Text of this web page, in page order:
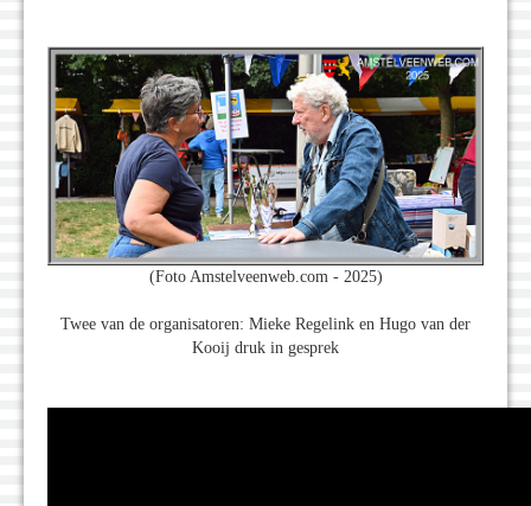
(Foto Amstelveenweb.com - 2025)
Twee van de organisatoren: Mieke Regelink en Hugo van der
Kooij druk in gesprek